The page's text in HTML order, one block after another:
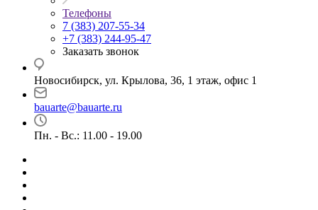
Телефоны
7 (383) 207-55-34
+7 (383) 244-95-47
Заказать звонок
Новосибирск, ул. Крылова, 36, 1 этаж, офис 1
bauarte@bauarte.ru
Пн. - Вс.: 11.00 - 19.00